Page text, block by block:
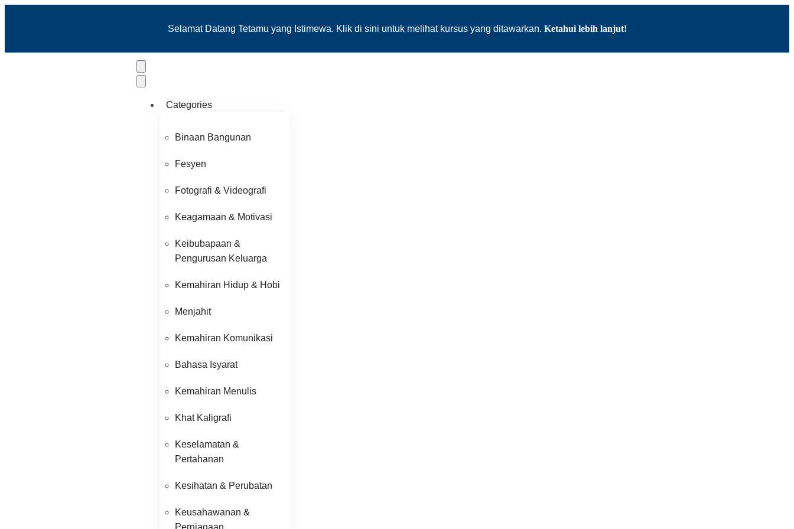
Selamat Datang Tetamu yang Istimewa. Klik di sini untuk melihat kursus yang ditawarkan. Ketahui lebih lanjut!
Categories
Binaan Bangunan
Fesyen
Fotografi & Videografi
Keagamaan & Motivasi
Keibubapaan &
Pengurusan Keluarga
Kemahiran Hidup & Hobi
Menjahit
Kemahiran Komunikasi
Bahasa Isyarat
Kemahiran Menulis
Khat Kaligrafi
Keselamatan &
Pertahanan
Kesihatan & Perubatan
Keusahawanan &
Perniagaan